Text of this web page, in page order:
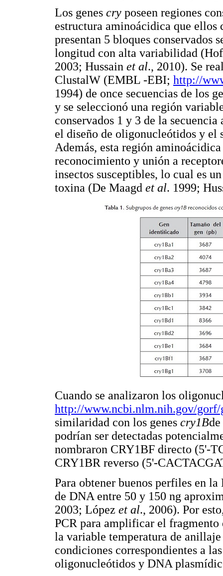
Los genes cry poseen regiones
estructura aminoácidica que
presentan 5 bloques conservados
longitud con alta variabilidad
2003; Hussain et al., 2010). Se
ClustalW (EMBL -EBI; http://
1994) de once secuencias de los
y se seleccionó una región
conservados 1 y 3 de la
el diseño de oligonucleótidos y el
Además, esta región
reconocimiento y unión a
insectos susceptibles, lo cual es
toxina (De Maagd et al. 1999;
Cuando se analizaron los
http://www.ncbi.nlm.nih.gov/
similaridad con los genes cry1Bde
podrían ser detectadas
nombraron CRY1BF directo (5'-
CRY1BR reverso (5'-
Para obtener buenos perfiles en
de DNA entre 50 y 150 ng
2003; López et al., 2006). Por
PCR para amplificar el
la variable temperatura de
condiciones correspondientes a
oligonucleótidos y DNA